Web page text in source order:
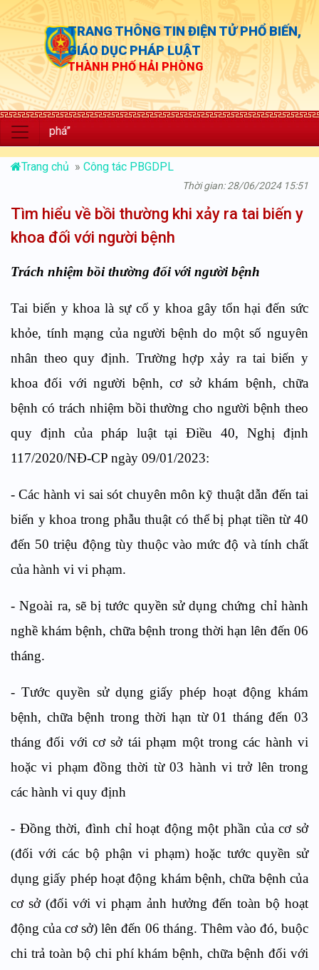
TRANG THÔNG TIN ĐIỆN TỬ PHỔ BIẾN,
GIÁO DỤC PHÁP LUẬT
THÀNH PHỐ HẢI PHÒNG
Trang chủ » Công tác PBGDPL
Thời gian: 28/06/2024 15:51
Tìm hiểu về bồi thường khi xảy ra tai biến y
khoa đối với người bệnh
Trách nhiệm bồi thường đối với người bệnh
Tai biến y khoa là sự cố y khoa gây tổn hại đến sức
khỏe, tính mạng của người bệnh do một số nguyên
nhân theo quy định. Trường hợp xảy ra tai biến y
khoa đối với người bệnh, cơ sở khám bệnh, chữa
bệnh có trách nhiệm bồi thường cho người bệnh theo
quy định của pháp luật tại Điều 40, Nghị định
117/2020/NĐ-CP ngày 09/01/2023:
- Các hành vi sai sót chuyên môn kỹ thuật dẫn đến tai
biến y khoa trong phẫu thuật có thể bị phạt tiền từ 40
đến 50 triệu động tùy thuộc vào mức độ và tính chất
của hành vi vi phạm.
- Ngoài ra, sẽ bị tước quyền sử dụng chứng chỉ hành
nghề khám bệnh, chữa bệnh trong thời hạn lên đến 06
tháng.
- Tước quyền sử dụng giấy phép hoạt động khám
bệnh, chữa bệnh trong thời hạn từ 01 tháng đến 03
tháng đối với cơ sở tái phạm một trong các hành vi
hoặc vi phạm đồng thời từ 03 hành vi trở lên trong
các hành vi quy định
- Đồng thời, đình chỉ hoạt động một phần của cơ sở
(đối với các bộ phận vi phạm) hoặc tước quyền sử
dụng giấy phép hoạt động khám bệnh, chữa bệnh của
cơ sở (đối với vi phạm ảnh hưởng đến toàn bộ hoạt
động của cơ sở) lên đến 06 tháng. Thêm vào đó, buộc
chi trả toàn bộ chi phí khám bệnh, chữa bệnh đối với